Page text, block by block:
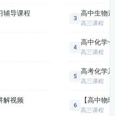
替的过程和影响因素。
能，包括生态系统的组成成
量流动、物质循环和信息传
保护，让学生理解生态系统
保护的重要性。
科技专题（选修部分）：
辅导课程
解视频
3
高中生物
高三课程
4
高中化学
高三课程
5
高考化学
高三课程
6
【高中物
高三课程